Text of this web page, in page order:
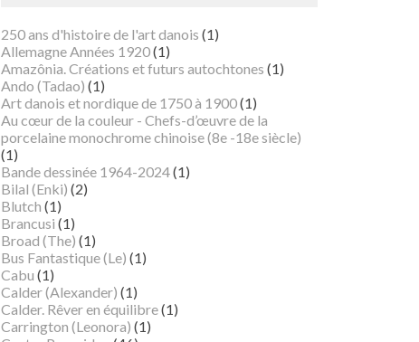
250 ans d'histoire de l'art danois (1)
Allemagne Années 1920(1)
Amazônia. Créations et futurs autochtones (1)
Ando (Tadao) (1)
Art danois et nordique de 1750 à 1900(1)
Au cœur de la couleur - Chefs-d’œuvre de la
porcelaine monochrome chinoise (8e -18e siècle)
(1)
Bande dessinée 1964-2024(1)
Bilal (Enki) (2)
Blutch (1)
Brancusi (1)
Broad (The) (1)
Bus Fantastique (Le) (1)
Cabu (1)
Calder (Alexander) (1)
Calder. Rêver en équilibre(1)
Carrington (Leonora) (1)